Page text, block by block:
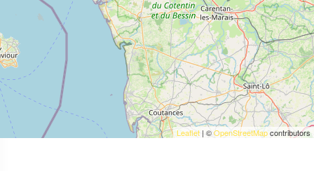
Leaflet | ©OpenStreetMapcontributors